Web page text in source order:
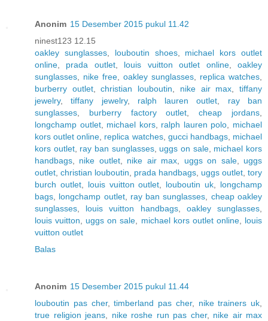
Anonim 15 Desember 2015 pukul 11.42
ninest123 12.15
oakley sunglasses, louboutin shoes, michael kors outlet
online
prada outlet, louis vuitton outlet online,oakley
sunglasses
nike free oakley sunglasses replica watches
burberry outlet,christian louboutin nike air max ,tiffany
jewelry,tiffany jewelry, ralph lauren outlet
ray ban
sunglasses
burberry factory outlet ,cheap jordans
longchamp outlet, michael kors, ralph lauren polo
michael
kors outlet online replica watches, gucci handbags, michael
kors outlet, ray ban sunglasses, uggs on sale, michael kors
handbags
nike outlet, nike air max uggs on sale, uggs
outlet christian louboutin prada handbags uggs outlet tory
burch outlet, louis vuitton outlet louboutin uk
longchamp
bags
longchamp outlet, ray ban sunglasses
cheap oakley
sunglasses
louis vuitton handbags, oakley sunglasses
louis vuitton
uggs on sale michael kors outlet online, louis
vuitton outlet
Balas
Anonim 15 Desember 2015 pukul 11.44
louboutin pas cher,timberland pas cher, nike trainers uk
true religion jeans
nike roshe run pas cher, nike air max